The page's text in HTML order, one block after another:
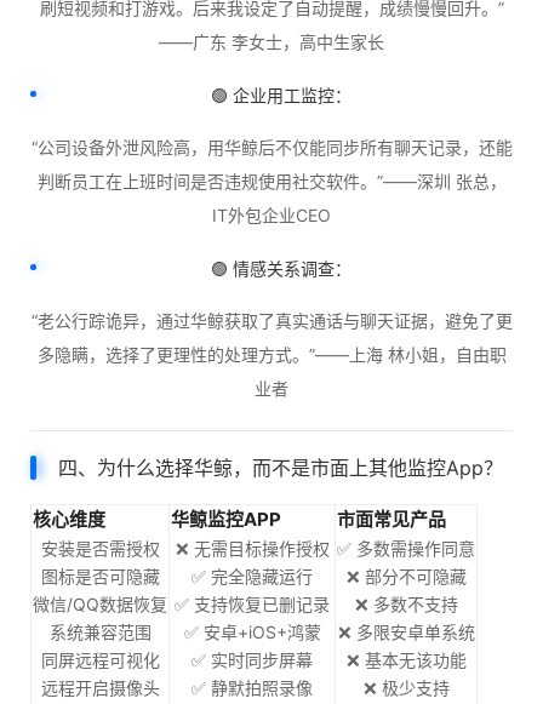
刷短视频和打游戏。后来我设定了自动提醒，成绩慢慢回升。”
——广东 李女士，高中生家长
🟢 企业用工监控：
“公司设备外泄风险高，用华鲸后不仅能同步所有聊天记录，还能
判断员工在上班时间是否违规使用社交软件。”——深圳 张总，
IT外包企业CEO
🟢 情感关系调查：
“老公行踪诡异，通过华鲸获取了真实通话与聊天证据，避免了更
多隐瞒，选择了更理性的处理方式。”——上海 林小姐，自由职
业者
四、为什么选择华鲸，而不是市面上其他监控App？
核心维度 华鲸监控APP 市面常见产品
安装是否需授权 ❌ 无需目标操作授权 ✅ 多数需操作同意
图标是否可隐藏
✅ 完全隐藏运行
❌ 部分不可隐藏
微信/QQ数据恢复 ✅ 支持恢复已删记录
❌ 多数不支持
系统兼容范围
✅ 安卓+iOS+鸿蒙
❌ 多限安卓单系统
同屏远程可视化
✅ 实时同步屏幕
❌ 基本无该功能
远程开启摄像头
✅ 静默拍照录像
❌ 极少支持